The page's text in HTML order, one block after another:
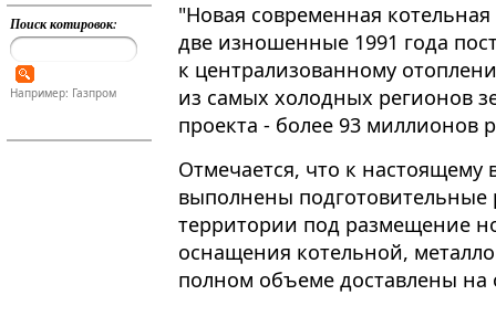
Поиск котировок:
Например: Газпром
"Новая современная
две изношенные 1991 года
к централизованному
из самых холодных регионов
проекта - более 93 миллионов
Отмечается, что к
выполнены
территории под размещение
оснащения котельной,
полном объеме доставлены на